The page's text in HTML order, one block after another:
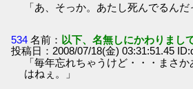
「あ、そっか。あたし死んでるんだ
534 名前： 以下、名無しにかわりまし
投稿日：2008/07/18(金) 03:31:51.45
「毎年忘れちゃうけど・・・まさ
はねぇ。」